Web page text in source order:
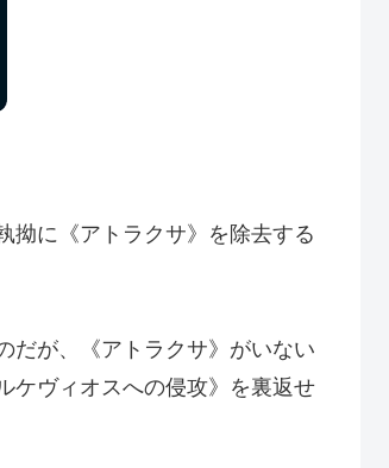
拗に《アトラクサ》を除去する
だが、《アトラクサ》がいない
ケヴィオスへの侵攻》を裏返せ